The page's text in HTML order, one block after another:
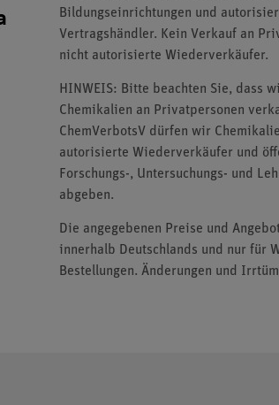
Bildungseinrichtungen und
Vertragshändler. Kein Verkauf an
nicht autorisierte Wiederverkäufer.
HINWEIS: Bitte beachten Sie, dass
Chemikalien an Privatpersonen
ChemVerbotsV dürfen wir
autorisierte Wiederverkäufer und
Forschungs-, Untersuchungs- und
abgeben.
Die angegebenen Preise und
innerhalb Deutschlands und nur für
Bestellungen. Änderungen und